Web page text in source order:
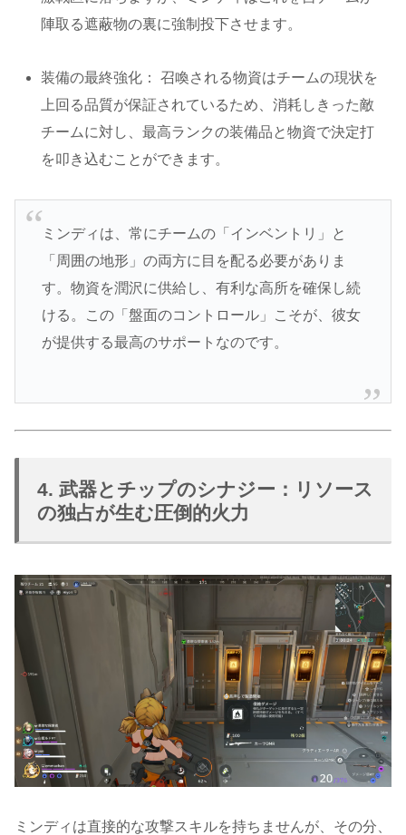
陣取る遮蔽物の裏に強制投下させます。
装備の最終強化： 召喚される物資はチームの現状を
上回る品質が保証されているため、消耗しきった敵
チームに対し、最高ランクの装備品と物資で決定打
を叩き込むことができます。
ミンディは、常にチームの「インベントリ」と
「周囲の地形」の両方に目を配る必要がありま
す。物資を潤沢に供給し、有利な高所を確保し続
ける。この「盤面のコントロール」こそが、彼女
が提供する最高のサポートなのです。
4. 武器とチップのシナジー：リソース
の独占が生む圧倒的火力
ミンディは直接的な攻撃スキルを持ちませんが、その分、